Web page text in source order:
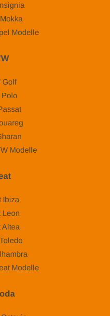
Modelle
Golf
Polo
Modelle
Ibiza
Leon
Altea
Modelle